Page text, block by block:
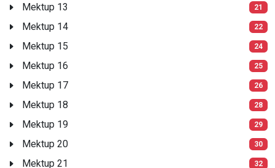
Mektup 13 21
Mektup 14 22
Mektup 15 24
Mektup 16 25
Mektup 17 26
Mektup 18 28
Mektup 19 29
Mektup 20 30
Mektup 21 32